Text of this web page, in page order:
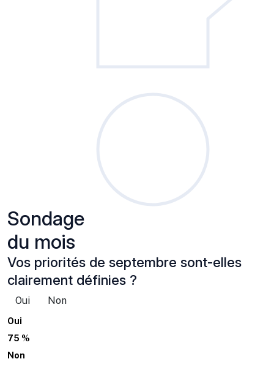
Sondage
du mois
Vos priorités de septembre sont-elles
clairement définies ?
Oui Non
Oui
75 %
Non